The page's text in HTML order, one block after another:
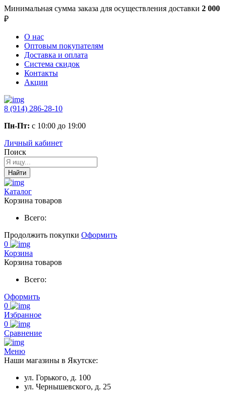
Минимальная сумма заказа для осуществления доставки 2 000
₽
О нас
Оптовым покупателям
Доставка и оплата
Система скидок
Контакты
Акции
8 (914) 286-28-10
Пн-Пт: с 10:00 до 19:00
Личный кабинет
Поиск
Найти
Каталог
Корзина товаров
Всего:
Продолжить покупки Оформить
0
Корзина
Корзина товаров
Всего:
Оформить
0
Избранное
0
Сравнение
Меню
Наши магазины в Якутске:
ул. Горького, д. 100
ул. Чернышевского, д. 25